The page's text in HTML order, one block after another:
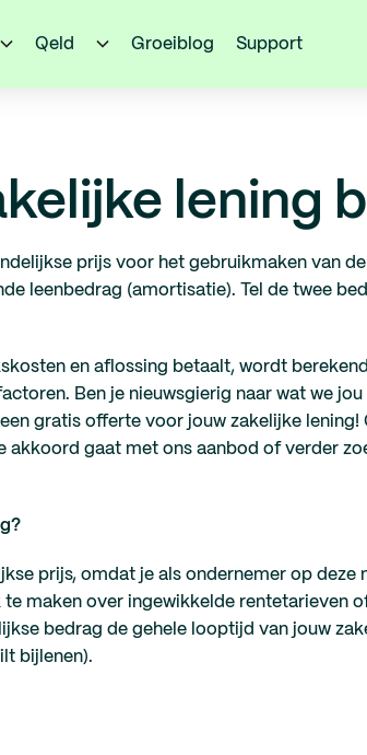
Qeld Groeiblog Support
lening
prijs voor het gebruikmaken van de
leenbedrag (amortisatie). Tel de twee
en aflossing betaalt, wordt
Ben je nieuwsgierig naar wat we
gratis offerte voor jouw zakelijke
gaat met ons aanbod of verder
prijs, omdat je als ondernemer op
maken over ingewikkelde rentetarieven
bedrag de gehele looptijd van jouw
bijlenen).